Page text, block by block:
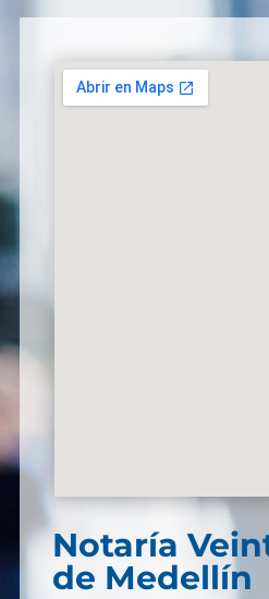
Notaría
de Medellín